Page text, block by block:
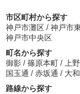
市区町村から探す
神戸市灘区 / 神戸市
神戸市中央区
町名から探す
御影 / 篠原本町 / 上
国玉通 / 赤坂通 / 大
路線から探す